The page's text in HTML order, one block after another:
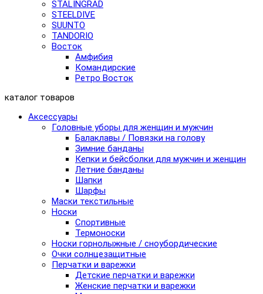
STALINGRAD
STEELDIVE
SUUNTO
TANDORIO
Восток
Амфибия
Командирские
Ретро Восток
каталог товаров
Аксессуары
Головные уборы для женщин и мужчин
Балаклавы / Повязки на голову
Зимние банданы
Кепки и бейсболки для мужчин и женщин
Летние банданы
Шапки
Шарфы
Маски текстильные
Носки
Спортивные
Термоноски
Носки горнолыжные / сноубордические
Очки солнцезащитные
Перчатки и варежки
Детские перчатки и варежки
Женские перчатки и варежки